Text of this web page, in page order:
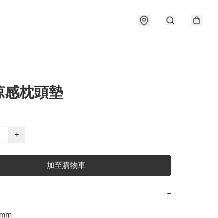
感枕頭墊
+
加至購物車
−